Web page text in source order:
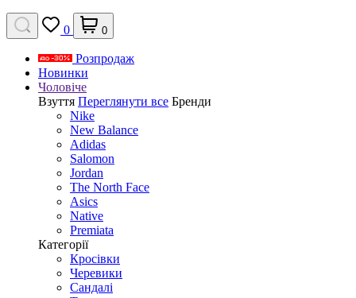
0 0
Розпродаж
Новинки
Чоловіче
Взуття Переглянути все Бренди
Nike
New Balance
Adidas
Salomon
Jordan
The North Face
Asics
Native
Premiata
Категорії
Кросівки
Черевики
Сандалі